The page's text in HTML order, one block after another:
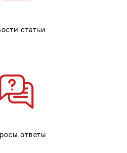
статьи
ответы